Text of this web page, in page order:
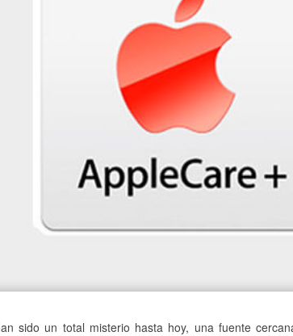
sido un total misterio hasta hoy, una fuente